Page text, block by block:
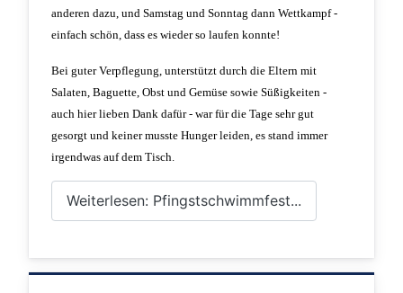
anderen dazu, und Samstag und Sonntag dann Wettkampf -
einfach schön, dass es wieder so laufen konnte!
Bei guter Verpflegung, unterstützt durch die Eltern mit
Salaten, Baguette, Obst und Gemüse sowie Süßigkeiten -
auch hier lieben Dank dafür - war für die Tage sehr gut
gesorgt und keiner musste Hunger leiden, es stand immer
irgendwas auf dem Tisch.
Weiterlesen: Pfingstschwimmfest...